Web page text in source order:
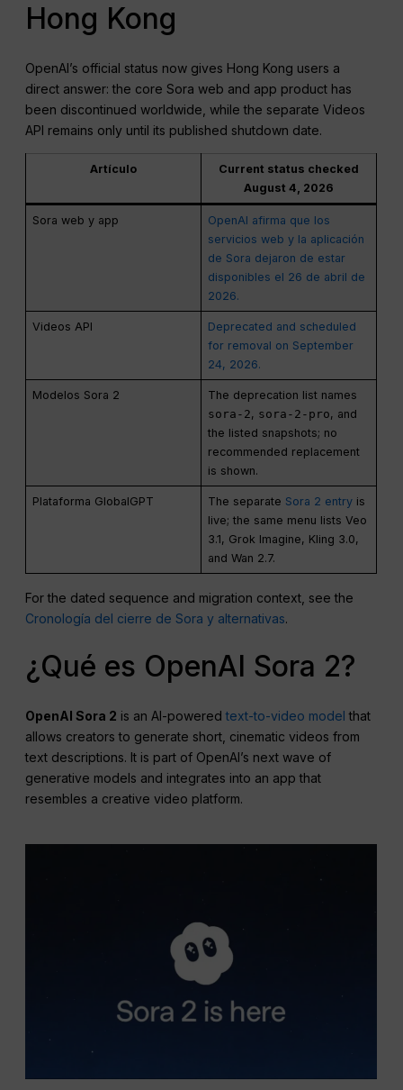
Hong Kong
OpenAI’s official status now gives Hong Kong users a
direct answer: the core Sora web and app product has
been discontinued worldwide, while the separate Videos
API remains only until its published shutdown date.
Artículo
Current status checked
August 4, 2026
Sora web y app
OpenAI afirma que los
servicios web y la aplicación
de Sora dejaron de estar
disponibles el 26 de abril de
2026.
Videos API
Deprecated and scheduled
for removal on September
24, 2026.
Modelos Sora 2
The deprecation list names
sora-2, sora-2-pro, and
the listed snapshots; no
recommended replacement
is shown.
Plataforma GlobalGPT The separate Sora 2 entryis
live; the same menu lists Veo
3.1, Grok Imagine, Kling 3.0,
and Wan 2.7.
For the dated sequence and migration context, see the
Cronología del cierre de Sora y alternativas.
¿Qué es OpenAI Sora 2?
OpenAISora 2 is an AI-poweredtext-to-video model that
allows creators to generate short, cinematic videos from
text descriptions. It is part of OpenAI’s next wave of
generative models and integrates into an app that
resembles a creative video platform.